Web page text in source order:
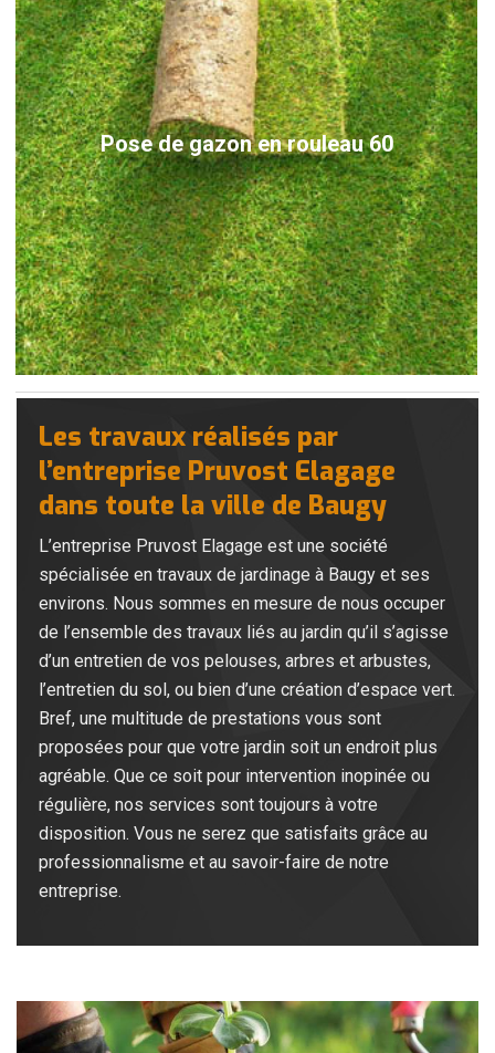
Pose de gazon en rouleau 60
Les travaux réalisés par
l’entreprise Pruvost Elagage
dans toute la ville de Baugy
L’entreprise Pruvost Elagage est une société
spécialisée en travaux de jardinage à Baugy et ses
environs. Nous sommes en mesure de nous occuper
de l’ensemble des travaux liés au jardin qu’il s’agisse
d’un entretien de vos pelouses, arbres et arbustes,
l’entretien du sol, ou bien d’une création d’espace vert.
Bref, une multitude de prestations vous sont
proposées pour que votre jardin soit un endroit plus
agréable. Que ce soit pour intervention inopinée ou
régulière, nos services sont toujours à votre
disposition. Vous ne serez que satisfaits grâce au
professionnalisme et au savoir-faire de notre
entreprise.